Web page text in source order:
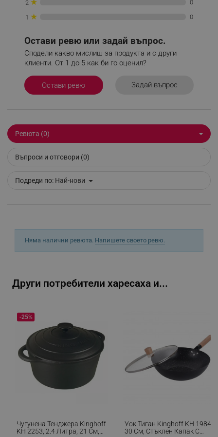
2 0
1 ★ 0
Остави ревю или задай въпрос.
Сподели какво мислиш за продукта и с други
клиенти. От 1 до 5 как би го оценил?
Остави ревю Задай въпрос
Ревюта (0)
Въпроси и отговори (0)
Подреди по: Най-нови
Няма налични ревюта. Напишете своето ревю.
Други потребители харесаха и...
Чугунена Тенджера Kinghoff
KH 2253, 2.4 Литра, 21 См,
-25%
Уок Тиган Kinghoff KH 1984,
30 См, Стъклен Капак С
_sgf_delayed_actions, .alleop.bg
_sgf_rq
sgfUserUpdateData .alleop.bg
rlv_h_fbp
.alleop.bg